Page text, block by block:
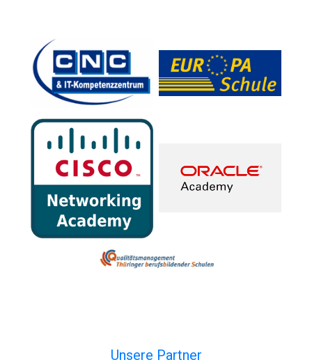
Unsere Partner